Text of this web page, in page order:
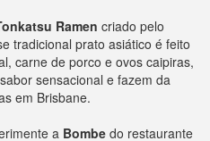
Ramen criado pelo
tradicional prato asiático é feito
carne de porco e ovos caipiras,
sensacional e fazem da
em Brisbane.
a Bombe do restaurante